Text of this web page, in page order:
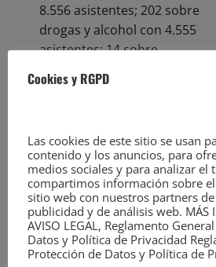
8.556 asistentes; 202 sobre
drogas y alcohol con 4.555
asistentes; 14 sobre
alumnos participantes; 573
asistentes; o 129 sobre
violencia de género con
2.915 alumnos.
Todas estas actuaciones
han duplicado las
realizadas en el curso
Cookies y RGPD
Las cookies de este sitio se usan
contenido y los anuncios, para
medios sociales y para analizar el
compartimos información sobre
sitio web con nuestros partners
publicidad y de análisis web. MÁS
AVISO LEGAL, Reglamento
Datos y Política de Privacidad
Protección de Datos y Política de